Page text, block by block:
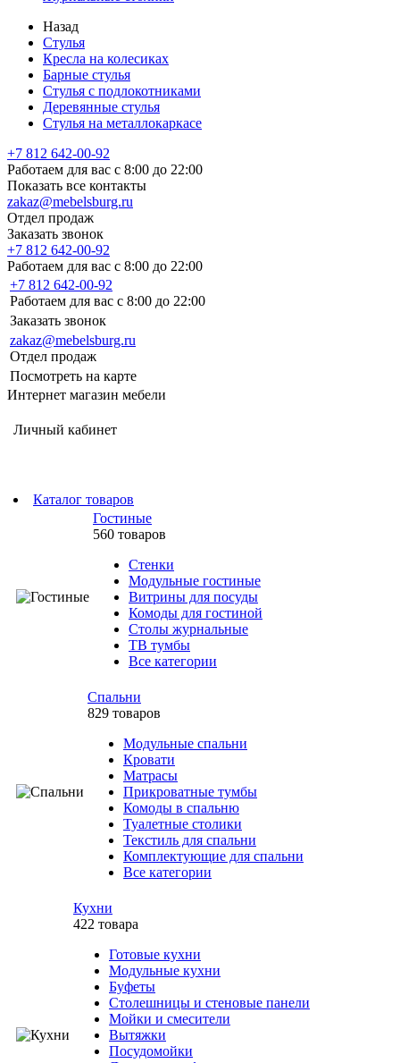
Назад
Стулья
Кресла на колесиках
Барные стулья
Стулья с подлокотниками
Деревянные стулья
Стулья на металлокаркасе
+7 812 642-00-92
Работаем для вас с 8:00 до 22:00
Показать все контакты
zakaz@mebelsburg.ru
Отдел продаж
Заказать звонок
+7 812 642-00-92
Работаем для вас с 8:00 до 22:00
+7 812 642-00-92
Работаем для вас с 8:00 до 22:00
Заказать звонок
zakaz@mebelsburg.ru
Отдел продаж
Посмотреть на карте
Интернет магазин мебели
Личный кабинет
Каталог товаров
Гостиные
560 товаров
Стенки
Модульные гостиные
Витрины для посуды
Комоды для гостиной
Столы журнальные
ТВ тумбы
Все категории
Спальни
829 товаров
Модульные спальни
Кровати
Матрасы
Прикроватные тумбы
Комоды в спальню
Туалетные столики
Текстиль для спальни
Комплектующие для спальни
Все категории
Кухни
422 товара
Готовые кухни
Модульные кухни
Буфеты
Столешницы и стеновые панели
Мойки и смесители
Вытяжки
Посудомойки